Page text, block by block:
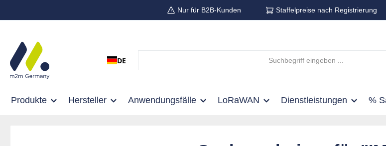
Nur für B2B-Kunden Staffelpreise nach Registrierung
DE
Produkte Hersteller Anwendungsfälle LoRaWAN Dienstleistungen %